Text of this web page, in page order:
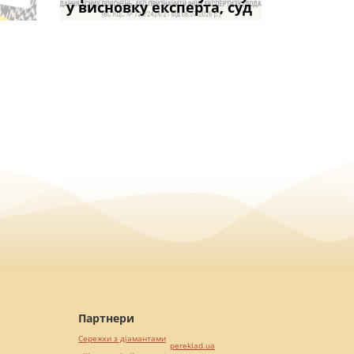
що частини за ігн
підставою: нов Кримінального
і не втр возможно
у висновку експерта, суд
Партнери
Сережки з діамантами
pereklad.ua